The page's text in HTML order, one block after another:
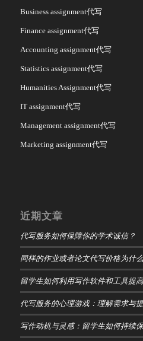
Business assignment代写
Finance assignment代写
Accounting assignment代写
Statistics assignment代写
Humanities Assignment代写
IT assignment代写
Management assignment代写
Marketing assignment代写
近期文章
代写服务如何保障你的学术诚信？
同样的作业或者论文代写价格为什
留学生如何利用写作软件和工具提
代写服务的心理游戏：理解需求与
写作动机与灵感：留学生如何持续